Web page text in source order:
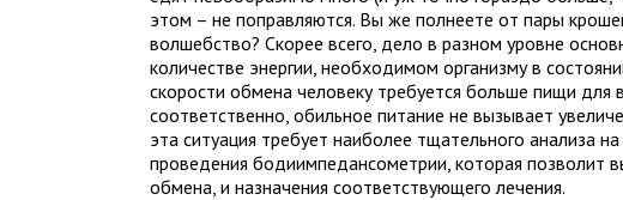
этом – не поправляются. Вы же полнеете от пары
волшебство? Скорее всего, дело в разном уровне
количестве энергии, необходимом организму в
скорости обмена человеку требуется больше пищи для
соответственно, обильное питание не вызывает
эта ситуация требует наиболее тщательного анализа
проведения бодиимпедансометрии, которая позволит
обмена, и назначения соответствующего лечения.